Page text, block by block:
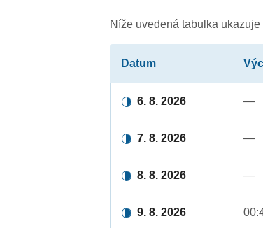
Níže uvedená tabulka ukazuje
Datum
6. 8. 2026 —
7. 8. 2026 —
8. 8. 2026 —
9. 8. 2026